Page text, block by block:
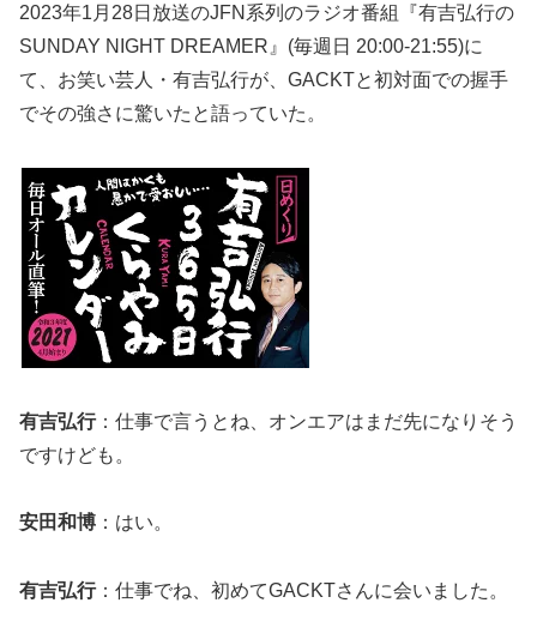
2023年1月28日放送のJFN系列のラジオ番組『有吉弘行の
SUNDAY NIGHT DREAMER』(毎週日 20:00-21:55)に
て、お笑い芸人・有吉弘行が、GACKTと初対面での握手
でその強さに驚いたと語っていた。
有吉弘行：仕事で言うとね、オンエアはまだ先になりそう
ですけども。
安田和博 ：はい。
有吉弘行：仕事でね、初めてGACKTさんに会いました。